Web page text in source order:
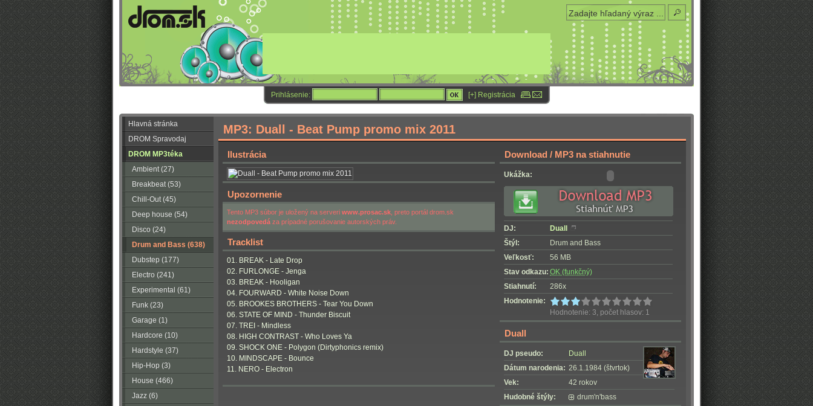
Prihlásenie: [+] Registrácia
Hlavná stránka
DROM Spravodaj
DROM MP3téka
Ambient (27)
Breakbeat (53)
Chill-Out (45)
Deep house (54)
Disco (24)
Drum and Bass (638)
Dubstep (177)
Electro (241)
Experimental (61)
Funk (23)
Garage (1)
Hardcore (10)
Hardstyle (37)
Hip-Hop (3)
House (466)
Jazz (6)
MP3: Duall - Beat Pump promo mix 2011
Ilustrácia
Upozornenie
Tento MP3 súbor je uložený na serveri www.prosac.sk , preto portál drom.sk
nezodpovedá za prípadné porušovanie autorských práv.
Tracklist
01. BREAK - Late Drop
02. FURLONGE - Jenga
03. BREAK - Hooligan
04. FOURWARD - White Noise Down
05. BROOKES BROTHERS - Tear You Down
06. STATE OF MIND - Thunder Biscuit
07. TREI - Mindless
08. HIGH CONTRAST - Who Loves Ya
09. SHOCK ONE - Polygon (Dirtyphonics remix)
10. MINDSCAPE - Bounce
11. NERO - Electron
Download / MP3 na stiahnutie
Ukážka:
DJ: Duall
Štýl:
Drum and Bass
Veľkosť:
56 MB
Stav odkazu: OK (funkčný)
Stiahnutí:
286x
Hodnotenie:
Hodnotenie: 3, počet hlasov: 1
Duall
DJ pseudo:
Duall
Dátum narodenia: 26.1.1984 (štvrtok)
Vek:
42 rokov
Hudobné štýly:
drum'n'bass